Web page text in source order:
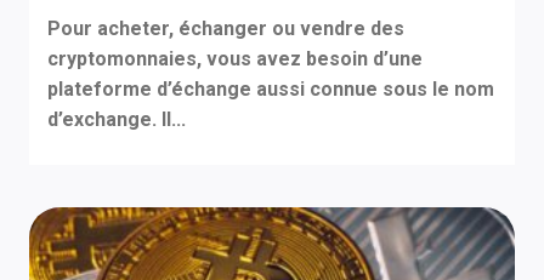
Pour acheter, échanger ou vendre des
cryptomonnaies, vous avez besoin d’une
plateforme d’échange aussi connue sous le nom
d’exchange. Il...